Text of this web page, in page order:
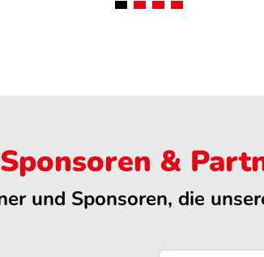
Sponsoren &
und Sponsoren, die